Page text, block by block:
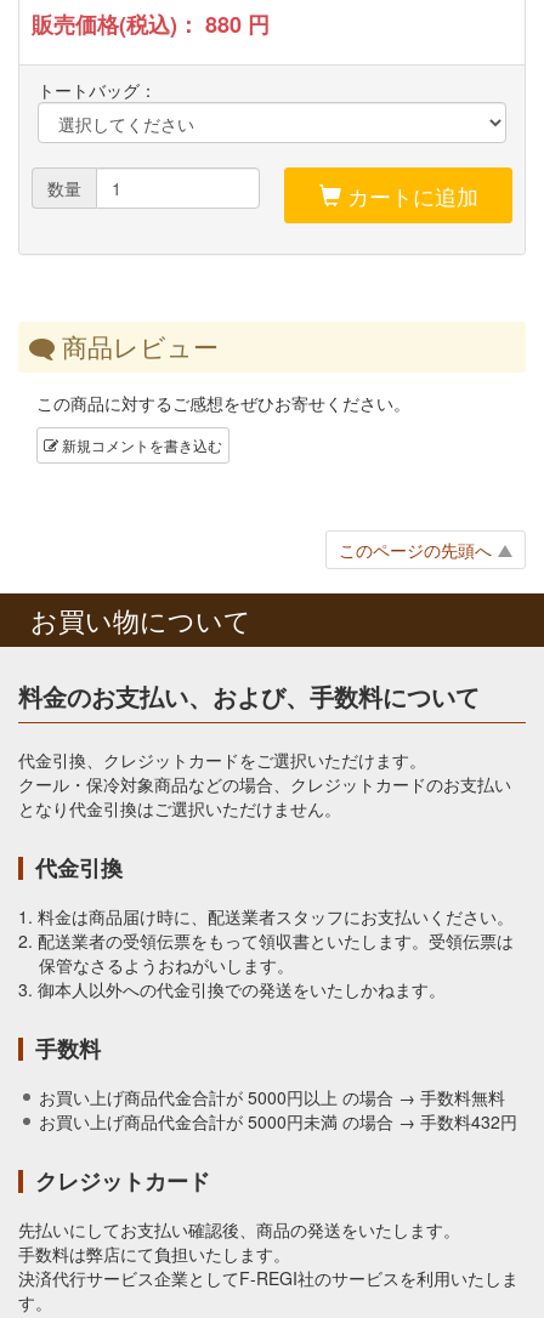
販売価格(税込)： 880 円
トートバッグ：
数量 カートに追加
商品レビュー
この商品に対するご感想をぜひお寄せください。
新規コメントを書き込む
このページの先頭へ
お買い物について
料金のお支払い、および、手数料について
代金引換、クレジットカードをご選択いただけます。
クール・保冷対象商品などの場合、クレジットカードのお支払い
となり代金引換はご選択いただけません。
代金引換
1. 料金は商品届け時に、配送業者スタッフにお支払いください。
2. 配送業者の受領伝票をもって領収書といたします。受領伝票は
保管なさるようおねがいします。
3. 御本人以外への代金引換での発送をいたしかねます。
手数料
お買い上げ商品代金合計が 5000円以上 の場合 → 手数料無料
お買い上げ商品代金合計が 5000円未満 の場合 → 手数料432円
クレジットカード
先払いにしてお支払い確認後、商品の発送をいたします。
手数料は弊店にて負担いたします。
決済代行サービス企業としてF-REGI社のサービスを利用いたしま
す。